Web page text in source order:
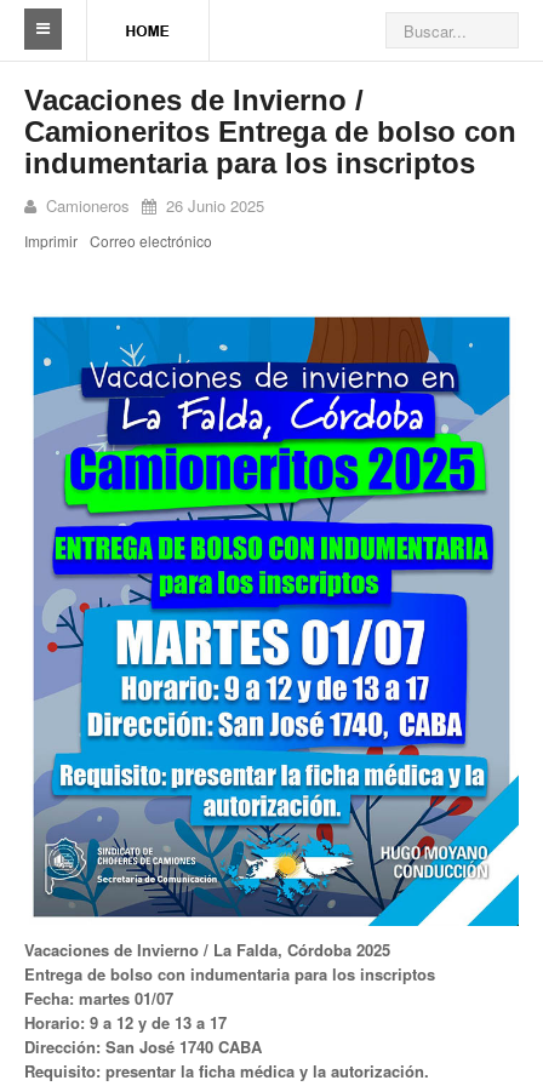
Sindicato
Reseña histórica
Delegaciones
Ramas por actividad
Camioneros solidarios
Galería de Delegaciones y Seccionales
Galería de videos
Videos de prevención
Noticias de Delegaciones y Seccionales
Memoria histórica
Notas
Novedades
Noticias Fiscalización
Buscar
Secretarías
Secretaría general adjunta
Secretaría de actas
Secretaría administrativa
Vacaciones de Invierno /
Camioneritos Entrega de bolso con
indumentaria para los inscriptos
Camioneros 26 Junio 2025
Imprimir Correo electrónico
Vacaciones de Invierno / La Falda, Córdoba 2025
Entrega de bolso con indumentaria para los inscriptos
Fecha: martes 01/07
Horario: 9 a 12 y de 13 a 17
Dirección: San José 1740 CABA
Requisito: presentar la ficha médica y la autorización.